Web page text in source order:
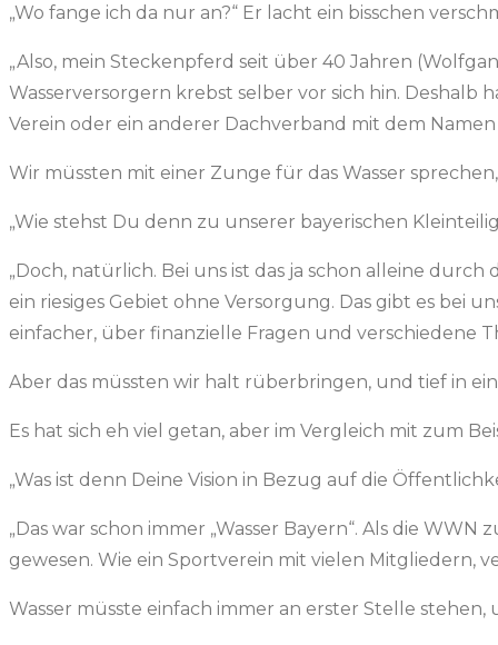
„Wo fange ich da nur an?“ Er lacht ein bisschen
„Also, mein Steckenpferd seit über 40 Jahren
Wasserversorgern krebst selber vor sich hin. Deshalb
Verein oder ein anderer Dachverband mit dem
Wir müssten mit einer Zunge für das Wasser
„Wie stehst Du denn zu unserer bayerischen
„Doch, natürlich. Bei uns ist das ja schon alleine
ein riesiges Gebiet ohne Versorgung. Das gibt es bei
einfacher, über finanzielle Fragen und verschiedene
Aber das müssten wir halt rüberbringen, und tief in
Es hat sich eh viel getan, aber im Vergleich mit zum
„Was ist denn Deine Vision in Bezug auf die
„Das war schon immer „Wasser Bayern“. Als die
gewesen. Wie ein Sportverein mit vielen Mitgliedern,
Wasser müsste einfach immer an erster Stelle